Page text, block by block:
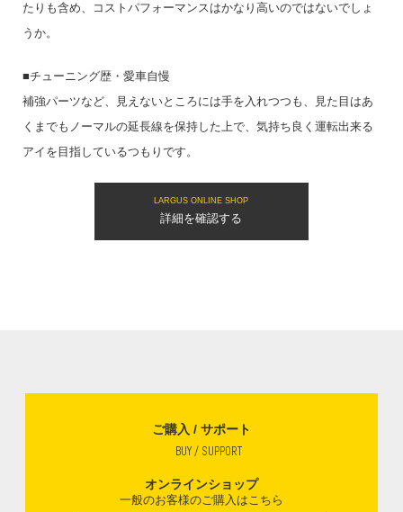
たりも含め、コストパフォーマンスはかなり高いのではないでしょ
うか。
■チューニング歴・愛車自慢
補強パーツなど、見えないところには手を入れつつも、見た目はあ
くまでもノーマルの延長線を保持した上で、気持ち良く運転出来る
アイを目指しているつもりです。
LARGUS ONLINE SHOP
詳細を確認する
ご購入 / サポート
BUY / SUPPORT
オンラインショップ
一般のお客様のご購入はこちら